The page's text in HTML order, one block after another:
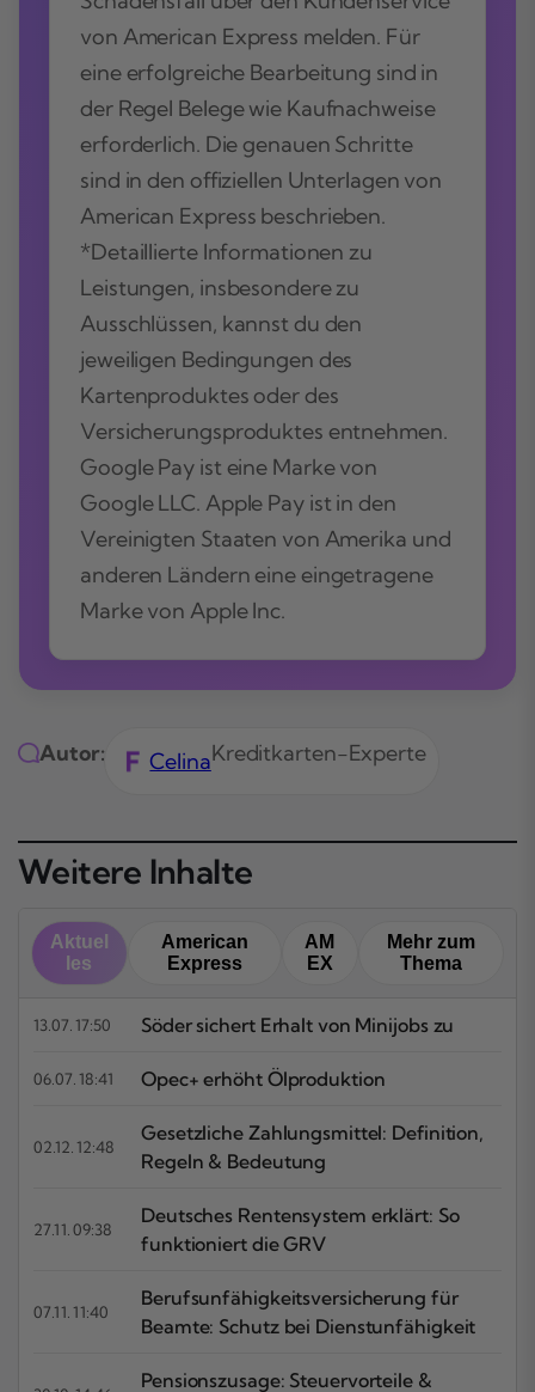
von American Express melden. Für
eine erfolgreiche Bearbeitung sind in
der Regel Belege wie Kaufnachweise
erforderlich. Die genauen Schritte
sind in den offiziellen Unterlagen von
American Express beschrieben.
*Detaillierte Informationen zu
Leistungen, insbesondere zu
Ausschlüssen, kannst du den
jeweiligen Bedingungen des
Kartenproduktes oder des
Versicherungsproduktes entnehmen.
Google Pay ist eine Marke von
Google LLC. Apple Pay ist in den
Vereinigten Staaten von Amerika und
anderen Ländern eine eingetragene
Marke von Apple Inc.
Autor: CelinaKreditkarten-Experte
Weitere Inhalte
Aktuel
les
American
Express
AM
EX
Mehr zum
Thema
13.07. 17:50 Söder sichert Erhalt von Minijobs zu
06.07. 18:41 Opec+ erhöht Ölproduktion
02.12. 12:48
Gesetzliche Zahlungsmittel: Definition,
Regeln & Bedeutung
27.11. 09:38
Deutsches Rentensystem erklärt: So
funktioniert die GRV
07.11. 11:40
Berufsunfähigkeitsversicherung für
Beamte: Schutz bei Dienstunfähigkeit
Pensionszusage: Steuervorteile &